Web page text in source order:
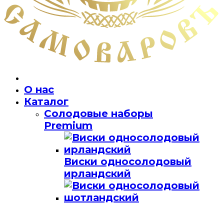
О нас
Каталог
Солодовые наборы
Premium
Виски односолодовый
ирландский